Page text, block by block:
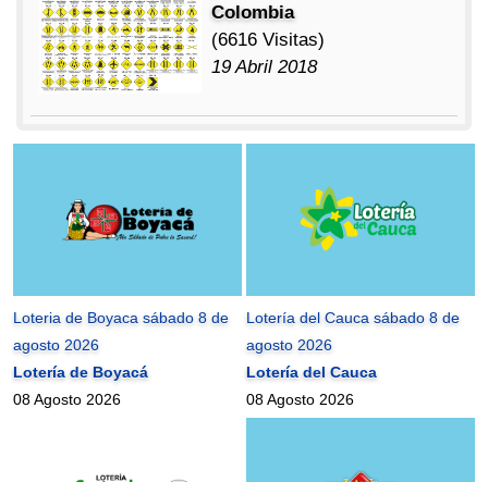
Colombia
(6616 Visitas)
19 Abril 2018
Loteria de Boyaca sábado 8 de
agosto 2026
Lotería de Boyacá
08 Agosto 2026
Lotería del Cauca sábado 8 de
agosto 2026
Lotería del Cauca
08 Agosto 2026